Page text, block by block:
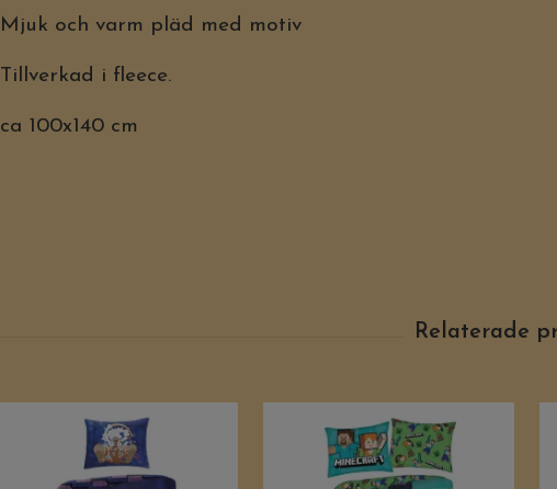
Mjuk och varm pläd med motiv
Tillverkad i fleece.
ca 100x140 cm